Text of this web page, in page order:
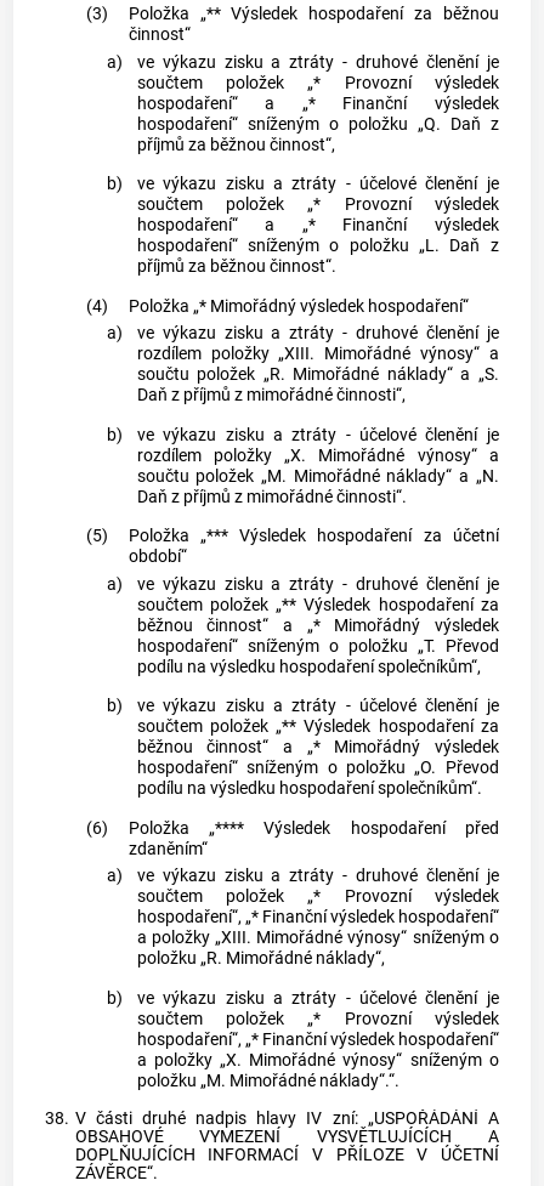
(3)
Položka „** Výsledek hospodaření za běžnou
činnost“
a)
ve výkazu zisku a ztráty - druhové členění je
součtem položek „* Provozní výsledek
hospodaření“ a „* Finanční výsledek
hospodaření“ sníženým o položku „Q. Daň z
příjmů za běžnou činnost“,
b)
ve výkazu zisku a ztráty - účelové členění je
součtem položek „* Provozní výsledek
hospodaření“ a „* Finanční výsledek
hospodaření“ sníženým o položku „L. Daň z
příjmů za běžnou činnost“.
(4)
Položka „* Mimořádný výsledek hospodaření“
a)
ve výkazu zisku a ztráty - druhové členění je
rozdílem položky „XIII. Mimořádné výnosy“ a
součtu položek „R. Mimořádné náklady“ a „S.
Daň z příjmů z mimořádné činnosti“,
b)
ve výkazu zisku a ztráty - účelové členění je
rozdílem položky „X. Mimořádné výnosy“ a
součtu položek „M. Mimořádné náklady“ a „N.
Daň z příjmů z mimořádné činnosti“.
(5)
Položka „*** Výsledek hospodaření za účetní
období“
a)
ve výkazu zisku a ztráty - druhové členění je
součtem položek „** Výsledek hospodaření za
běžnou činnost“ a „* Mimořádný výsledek
hospodaření“ sníženým o položku „T. Převod
podílu na výsledku hospodaření společníkům“,
b)
ve výkazu zisku a ztráty - účelové členění je
součtem položek „** Výsledek hospodaření za
běžnou činnost“ a „* Mimořádný výsledek
hospodaření“ sníženým o položku „O. Převod
podílu na výsledku hospodaření společníkům“.
(6)
Položka „**** Výsledek hospodaření před
zdaněním“
a)
ve výkazu zisku a ztráty - druhové členění je
součtem položek „* Provozní výsledek
hospodaření“, „* Finanční výsledek hospodaření“
a položky „XIII. Mimořádné výnosy“ sníženým o
položku „R. Mimořádné náklady“,
b)
ve výkazu zisku a ztráty - účelové členění je
součtem položek „* Provozní výsledek
hospodaření“, „* Finanční výsledek hospodaření“
a položky „X. Mimořádné výnosy“ sníženým o
položku „M. Mimořádné náklady“.“.
38. V části druhé nadpis hlavy IV zní: „USPOŘÁDÁNÍ A
OBSAHOVÉ VYMEZENÍ VYSVĚTLUJÍCÍCH A
DOPLŇUJÍCÍCH INFORMACÍ V PŘÍLOZE V ÚČETNÍ
ZÁVĚRCE“.